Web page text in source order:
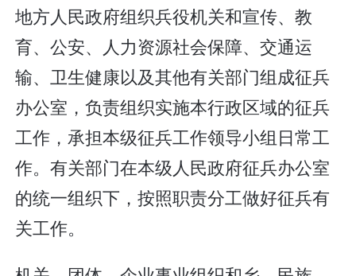
地方人民政府组织兵役机关和宣传、教
育、公安、人力资源社会保障、交通运
输、卫生健康以及其他有关部门组成征兵
办公室，负责组织实施本行政区域的征兵
工作，承担本级征兵工作领导小组日常工
作。有关部门在本级人民政府征兵办公室
的统一组织下，按照职责分工做好征兵有
关工作。